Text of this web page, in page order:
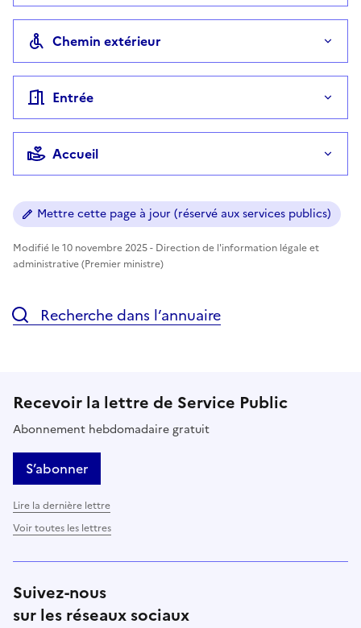
Chemin extérieur
Entrée
Accueil
Mettre cette page à jour (réservé aux services publics)
Modifié le 10 novembre 2025 - Direction de l'information légale et
administrative (Premier ministre)
Recherche dans l’annuaire
Recevoir la lettre de Service Public
Abonnement hebdomadaire gratuit
S’abonner
Lire la dernière lettre
Voir toutes les lettres
Suivez-nous
sur les réseaux sociaux